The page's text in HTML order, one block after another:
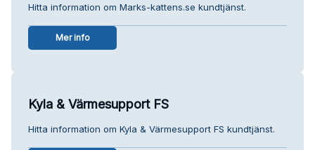
Hitta information om Marks-kattens.se kundtjänst.
Mer info
Kyla & Värmesupport FS
Hitta information om Kyla & Värmesupport FS kundtjänst.